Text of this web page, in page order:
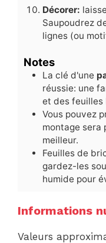
Décorer:
Saupoudrez
lignes (ou
Notes
La clé d'une
réussie: une
et des feuilles
Vous pouvez
montage sera
meilleur.
Feuilles de
gardez-les
humide pour
Informations
Valeurs